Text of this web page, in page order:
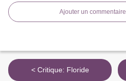
Ajouter un commentaire
< Critique: Floride